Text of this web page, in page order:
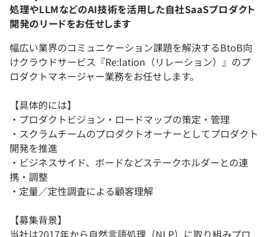
処理やLLMなどのAI技術を活用した自社SaaSプロダクト
開発のリードをお任せします
幅広い業界のコミュニケーション課題を解決するBtoB向
けクラウドサービス『Re:lation（リレーション）』のプ
ロダクトマネージャー業務をお任せします。
【具体的には】
・プロダクトビジョン・ロードマップの策定・管理
・スクラムチームのプロダクトオーナーとしてプロダクト
開発を推進
・ビジネスサイド、ボードなどステークホルダーとの連
携・調整
・定量／定性調査による顧客理解
【募集背景】
当社は2017年から自然言語処理（NLP）に取り組みプロ